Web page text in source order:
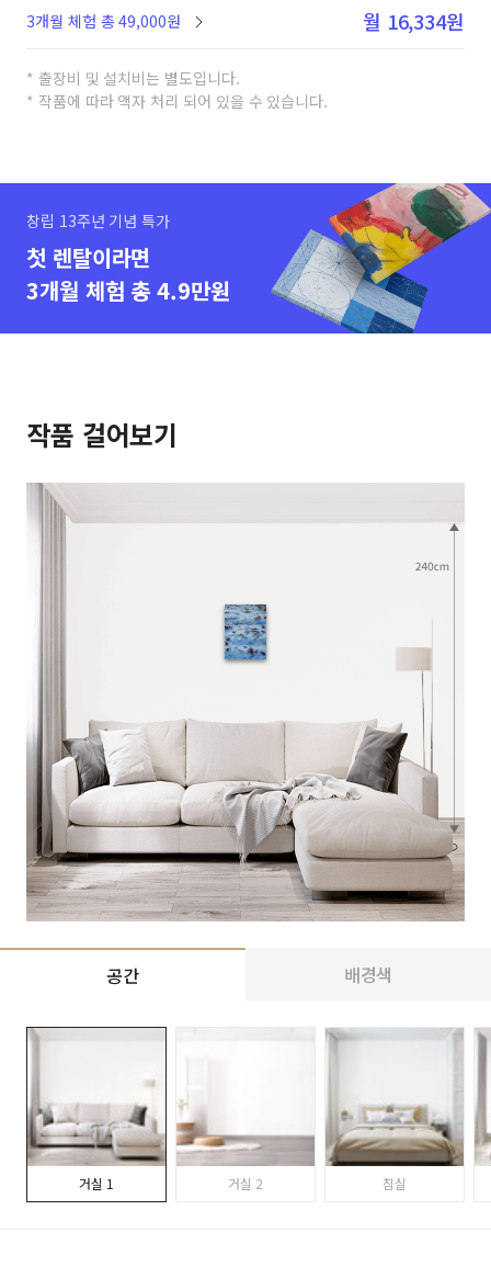
3개월 체험 총 49,000원 월 16,334원
* 출장비 및 설치비는 별도입니다.
* 작품에 따라 액자 처리 되어 있을 수 있습니다.
창립 13주년 기념 특가
첫 렌탈이라면
3개월 체험 총 4.9만원
작품 걸어보기
공간 배경색
거실 1 거실 2 침실